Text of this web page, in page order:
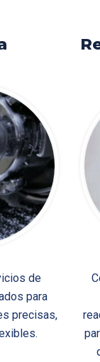
de
para
precisas,